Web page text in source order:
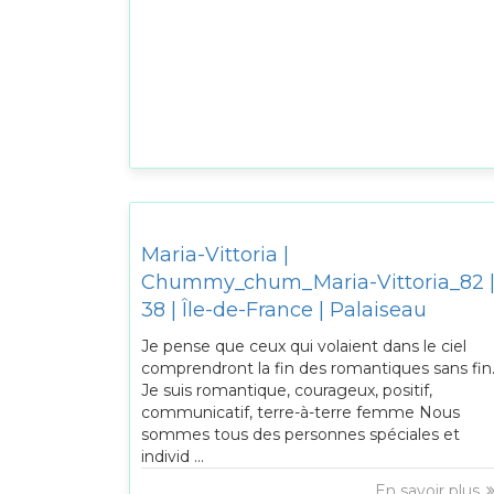
Maria-Vittoria |
Chummy_chum_Maria-Vittoria_82 |
38 | Île-de-France | Palaiseau
Je pense que ceux qui volaient dans le ciel
comprendront la fin des romantiques sans fin.
Je suis romantique, courageux, positif,
communicatif, terre-à-terre femme Nous
sommes tous des personnes spéciales et
individ ...